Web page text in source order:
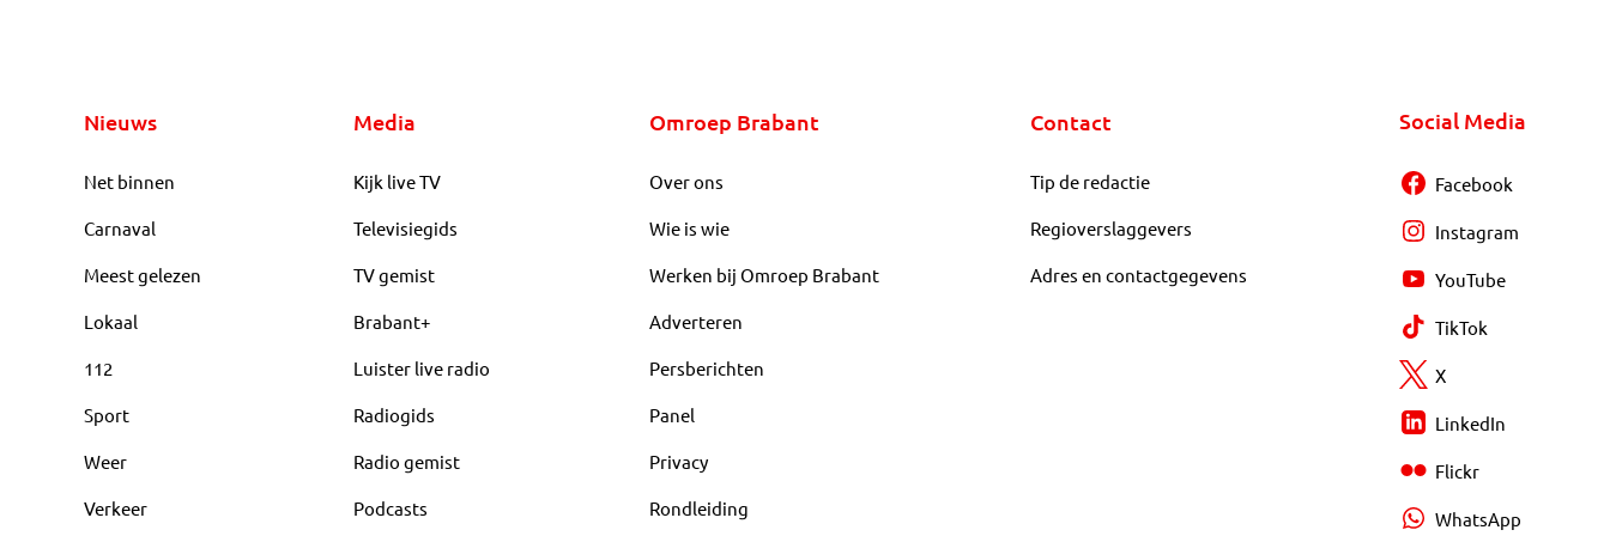
Nieuws
Net binnen
Carnaval
Meest gelezen
Lokaal
112
Sport
Weer
Verkeer
Media
Kijk live TV
Televisiegids
TV gemist
Brabant+
Luister live radio
Radiogids
Radio gemist
Podcasts
Omroep Brabant
Over ons
Wie is wie
Werken bij Omroep Brabant
Adverteren
Persberichten
Panel
Privacy
Rondleiding
Contact
Tip de redactie
Regioverslaggevers
Adres en contactgegevens
Social Media
Facebook
Instagram
YouTube
TikTok
X
LinkedIn
Flickr
WhatsApp